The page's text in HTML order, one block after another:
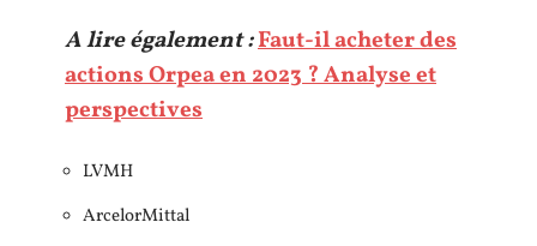
A lire également :Faut-il acheter des
actions Orpea en 2023 ? Analyse et
perspectives
LVMH
ArcelorMittal